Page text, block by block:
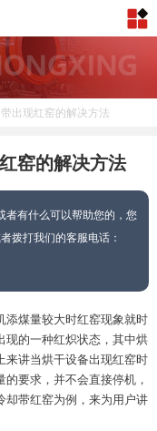
出现红窑的解决方法
窑的解决方法
者有什么可以帮助您的，您
拨打我们的客服电话：
添煤量较大时红窑现象就时
现的一种红炽状态，其中烘
来讲当烘干设备出现红窑时
要求，并不会直接停机，
却带红窑为例，来为用户讲